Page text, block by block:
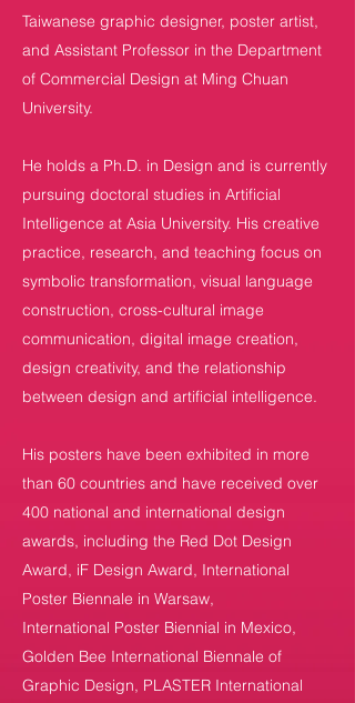
Taiwanese graphic designer, poster artist,
and Assistant Professor in the Department
of Commercial Design at Ming Chuan
University.
He holds a Ph.D. in Design and is currently
pursuing doctoral studies in Artificial
Intelligence at Asia University. His creative
practice, research, and teaching focus on
symbolic transformation, visual language
construction, cross-cultural image
communication, digital image creation,
design creativity, and the relationship
between design and artificial intelligence.
His posters have been exhibited in more
than 60 countries and have received over
400 national and international design
awards, including the Red Dot Design
Award, iF Design Award, International
Poster Biennale in Warsaw,
International Poster Biennial in Mexico,
Golden Bee International Biennale of
Graphic Design, PLASTER International